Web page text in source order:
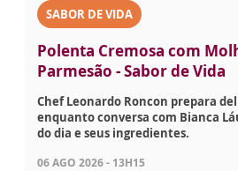
SABOR DE VIDA
Polenta Cremosa com
Parmesão - Sabor de Vida
Chef Leonardo Roncon prepara
enquanto conversa com Bianca
do dia e seus ingredientes.
06 AGO 2026 - 13H15